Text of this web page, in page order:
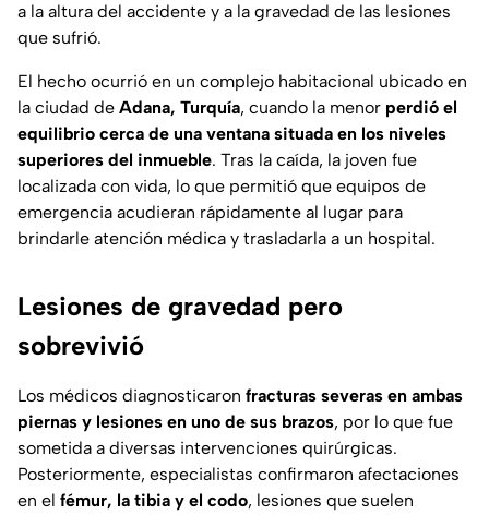
a la altura del accidente y a la gravedad de las lesiones
que sufrió.
El hecho ocurrió en un complejo habitacional ubicado en
la ciudad de Adana, Turquía, cuando la menor perdió el
equilibrio cerca de una ventana situada en los niveles
superiores del inmueble. Tras la caída, la joven fue
localizada con vida, lo que permitió que equipos de
emergencia acudieran rápidamente al lugar para
brindarle atención médica y trasladarla a un hospital.
Lesiones de gravedad pero
sobrevivió
Los médicos diagnosticaron fracturas severas en ambas
piernas y lesiones en uno de sus brazos, por lo que fue
sometida a diversas intervenciones quirúrgicas.
Posteriormente, especialistas confirmaron afectaciones
en el fémur, la tibia y el codo, lesiones que suelen